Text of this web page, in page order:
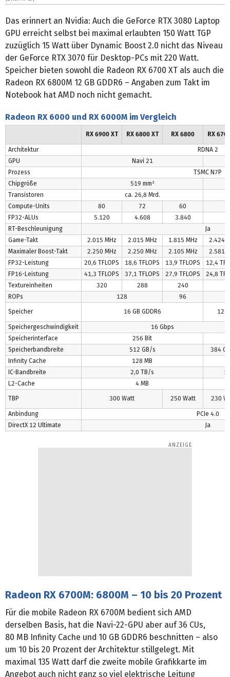
Das erinnert an Nvidia: Auch die GeForce RTX 3080 Laptop
GPU erreicht selbst bei maximal erlaubten 150 Watt TGP
zuzüglich 15 Watt über Dynamic Boost 2.0 nicht das Niveau
der GeForce RTX 3070 für Desktop-PCs mit 220 Watt.
Speicher bieten sowohl die Radeon RX 6700 XT als auch die
Radeon RX 6800M 12 GB GDDR6 – Angaben zum Takt im
Notebook hat AMD noch nicht gemacht.
Radeon RX 6000 und RX 6000M im Vergleich
RX 6900 XT RX 6800 XT RX 6800 RX
Architektur
RDNA 2
GPU
Navi 21
Prozess
TSMC N7P
Chipgröße
519 mm²
Transistoren
ca. 26,8 Mrd.
Compute-Units
80 72
60
FP32-ALUs
5.120 4.608 3.840
RT-Beschleunigung
Ja
Game-Takt
2.015 MHz 2.015 MHz 1.815 MHz
2.424
Maximaler Boost-Takt
2.250 MHz 2.250 MHz 2.105 MHz
2.581
FP32-Leistung
20,6 TFLOPS 18,6 TFLOPS 13,9 TFLOPS
12,4
FP16-Leistung
41,3 TFLOPS 37,1 TFLOPS 27,9 TFLOPS
24,8
Textureinheiten
320 288
240
ROPs
128 96
Speicher 16 GB GDDR6 12
Speichergeschwindigkeit
16 Gbps
Speicherinterface
256 Bit
Speicherbandbreite
512 GB/s
384
Infinity Cache
128 MB
IC-Bandbreite
2,0 TB/s
L2-Cache
4 MB
TBP 300 Watt 250 Watt 230
Anbindung
PCIe 4.0
DirectX 12 Ultimate
Ja
Radeon RX 6700M: 6800M – 10 bis 20 Prozent
Für die mobile Radeon RX 6700M bedient sich AMD
derselben Basis, hat die Navi-22-GPU aber auf 36 CUs,
80 MB Infinity Cache und 10 GB GDDR6 beschnitten – also
um 10 bis 20 Prozent der Architektur stillgelegt. Mit
maximal 135 Watt darf die zweite mobile Grafikkarte im
Angebot auch nicht ganz so viel elektrische Leitung